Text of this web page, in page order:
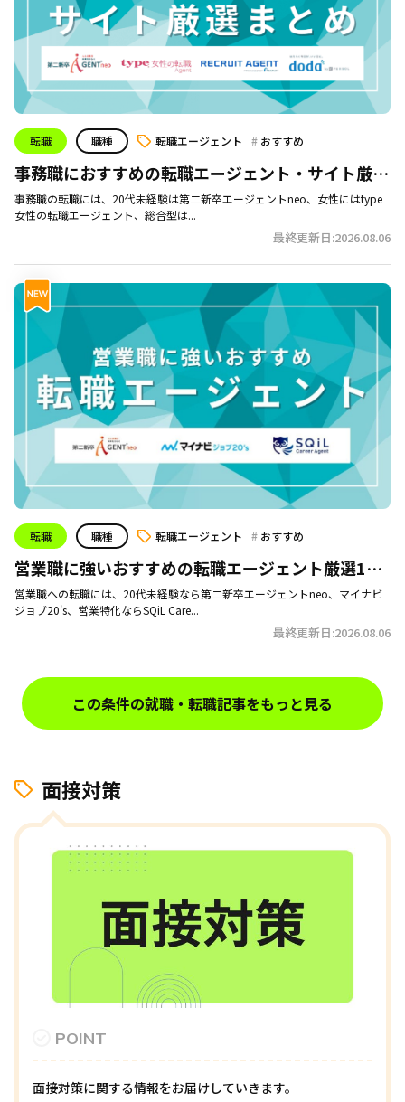
転職 職種 転職エージェント おすすめ
事務職におすすめの転職エージェント・サイト厳選
14社｜事務職の転職事情や選び方も解説！
事務職の転職には、20代未経験は第二新卒エージェントneo、女性にはtype
女性の転職エージェント、総合型は...
最終更新日:2026.08.06
転職 職種 転職エージェント おすすめ
営業職に強いおすすめの転職エージェント厳選16
社｜選ぶ際のポイント、フル活用するコツも公開！
営業職への転職には、20代未経験なら第二新卒エージェントneo、マイナビ
ジョブ20's、営業特化ならSQiL Care...
最終更新日:2026.08.06
この条件の就職・転職記事をもっと見る
面接対策
POINT
面接対策に関する情報をお届けしていきます。